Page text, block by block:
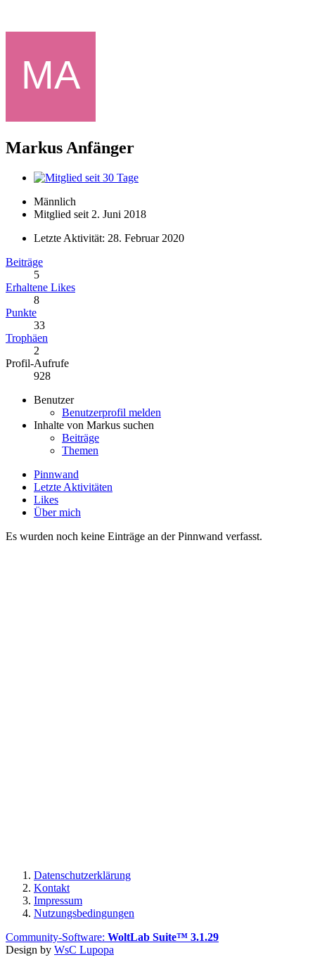
Markus Anfänger
Männlich
Mitglied seit 2. Juni 2018
Letzte Aktivität: 28. Februar 2020
Beiträge
5
Erhaltene Likes
8
Punkte
33
Trophäen
2
Profil-Aufrufe
928
Benutzer
Benutzerprofil melden
Inhalte von Markus suchen
Beiträge
Themen
Pinnwand
Letzte Aktivitäten
Likes
Über mich
Es wurden noch keine Einträge an der Pinnwand verfasst.
Datenschutzerklärung
Kontakt
Impressum
Nutzungsbedingungen
Community-Software: WoltLab Suite™ 3.1.29
Design by WsC Lupopa